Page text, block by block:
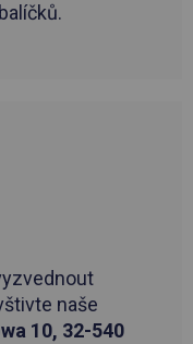
naše
10, 32-540